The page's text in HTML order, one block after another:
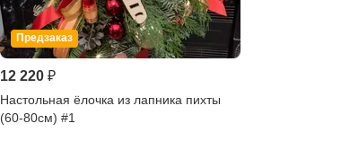
Предзаказ
12 220 ₽
Настольная ёлочка из лапника пихты
(60-80см) #1